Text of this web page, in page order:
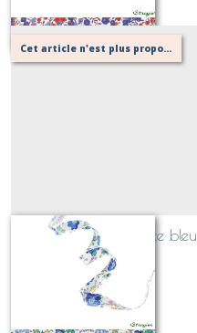
Cet article n'est plus proposé, retournez au menu principal ou contactez moi!
Biais Liberty new Felicite bleu
Sur demande